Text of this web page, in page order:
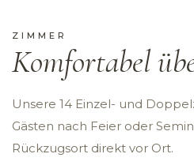
ZIMMER
Komfortabel
Unsere 14 Einzel- und
Gästen nach Feier oder
Rückzugsort direkt vor Ort.